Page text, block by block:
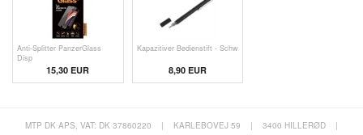
Anti-Splitter PanzerGlass
Disp
15,30 EUR
Kapazitiver Bedienstift - Schw
8,90 EUR
MTP DK APS, VAT: DK 37860220 | KARLEBOVEJ 59 | 3400 HILLERØD
|